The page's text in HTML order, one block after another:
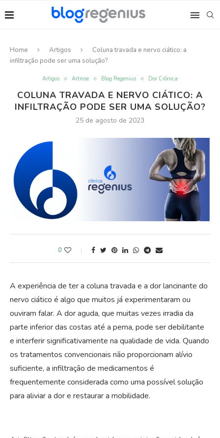
Home Artigos
Coluna travada e nervo ciático: a
infiltração pode ser uma solução?
Artigos Artrose Blog Regenius Dor Crônica
COLUNA TRAVADA E NERVO CIÁTICO: A
INFILTRAÇÃO PODE SER UMA SOLUÇÃO?
25 de agosto de 2023
0
A experiência de ter a coluna travada e a dor lancinante do
nervo ciático é algo que muitos já experimentaram ou
ouviram falar. A dor aguda, que muitas vezes irradia da
parte inferior das costas até a perna, pode ser debilitante
e interferir significativamente na qualidade de vida. Quando
os tratamentos convencionais não proporcionam alívio
suficiente, a infiltração de medicamentos é
frequentemente considerada como uma possível solução
para aliviar a dor e restaurar a mobilidade.